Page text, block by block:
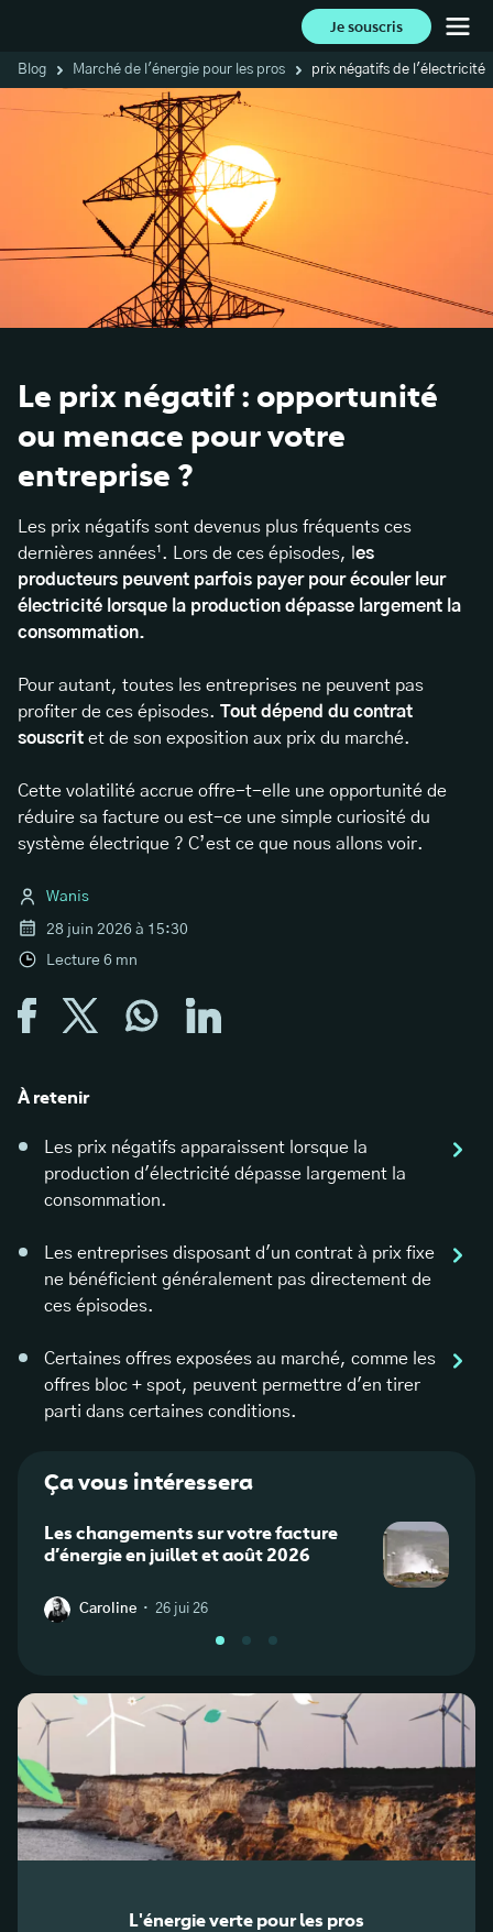
Je souscris
Blog Marché de l'énergie pour les pros prix négatifs de l'électricité
Le prix négatif : opportunité
ou menace pour votre
entreprise ?
Les prix négatifs sont devenus plus fréquents ces
dernières années¹. Lors de ces épisodes, l es
producteurs peuvent parfois payer pour écouler leur
électricité lorsque la production dépasse largement la
consommation.
Pour autant, toutes les entreprises ne peuvent pas
profiter de ces épisodes. Tout dépend du contrat
souscrit et de son exposition aux prix du marché.
Cette volatilité accrue offre-t-elle une opportunité de
réduire sa facture ou est-ce une simple curiosité du
système électrique ? C’est ce que nous allons voir.
Wanis
28 juin 2026 à 15:30
Lecture 6 mn
À retenir
Les prix négatifs apparaissent lorsque la
production d'électricité dépasse largement la
consommation.
Les entreprises disposant d'un contrat à prix fixe
ne bénéficient généralement pas directement de
ces épisodes.
Certaines offres exposées au marché, comme les
offres bloc + spot, peuvent permettre d'en tirer
parti dans certaines conditions.
Ça vous intéressera
Les changements sur votre facture
d’énergie en juillet et août 2026
Caroline · 26 jui 26
L'énergie verte pour les pros